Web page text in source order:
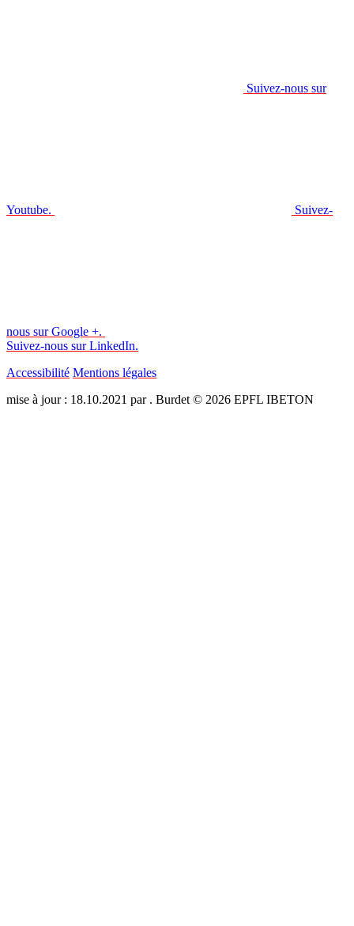
Suivez-nous sur
Youtube. Suivez-
nous sur Google +.
Suivez-nous sur LinkedIn.
Accessibilité Mentions légales
mise à jour : 18.10.2021 par . Burdet © 2026 EPFL IBETON